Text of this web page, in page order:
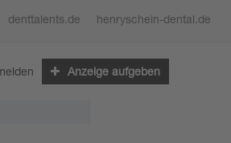
denttalents.de henryschein-dental.de
Anzeige aufgeben